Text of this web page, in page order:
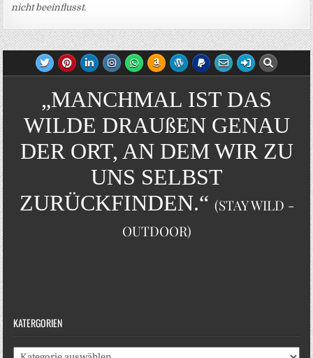
nicht beeinflusst.
„MANCHMAL IST DAS
WILDE DRAUßEN GENAU
DER ORT, AN DEM WIR ZU
UNS SELBST
ZURÜCKFINDEN.“ (STAY WILD -
OUTDOOR)
KATERGORIEN
Katergorien